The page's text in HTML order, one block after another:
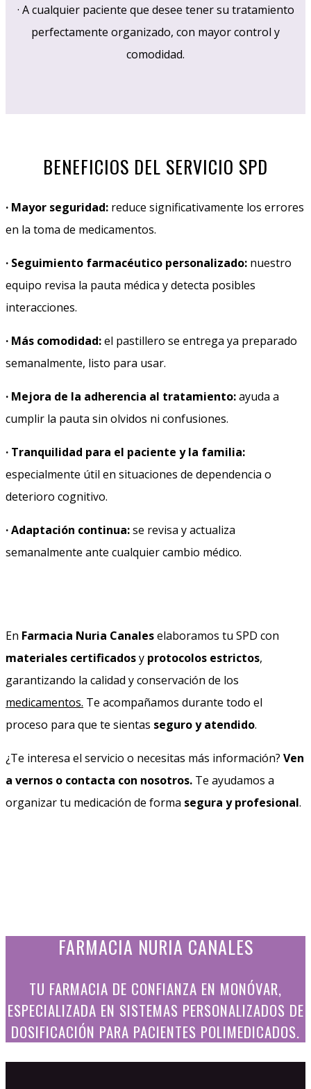
· A cualquier paciente que desee tener su tratamiento
perfectamente organizado, con mayor control y
comodidad.
BENEFICIOS DEL SERVICIO SPD
· Mayor seguridad: reduce significativamente los errores
en la toma de medicamentos.
· Seguimiento farmacéutico personalizado: nuestro
equipo revisa la pauta médica y detecta posibles
interacciones.
· Más comodidad:el pastillero se entrega ya preparado
semanalmente, listo para usar.
· Mejora de la adherencia al tratamiento:ayuda a
cumplir la pauta sin olvidos ni confusiones.
· Tranquilidad para el paciente y la familia:
especialmente útil en situaciones de dependencia o
deterioro cognitivo.
· Adaptación continua:se revisa y actualiza
semanalmente ante cualquier cambio médico.
En Farmacia Nuria Canaleselaboramos tu SPD con
materiales certificadosy protocolos estrictos,
garantizando la calidad y conservación de los
medicamentos. Te acompañamos durante todo el
proceso para que te sientas seguro y atendido.
¿Te interesa el servicio o necesitas más información? Ven
a vernos o contacta con nosotros. Te ayudamos a
organizar tu medicación de forma segura y profesional.
FARMACIA NURIA CANALES
TU FARMACIA DE CONFIANZA EN MONÓVAR,
ESPECIALIZADA EN SISTEMAS PERSONALIZADOS DE
DOSIFICACIÓN PARA PACIENTES POLIMEDICADOS.